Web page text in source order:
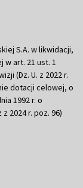
S.A. w likwidacji,
w art. 21 ust. 1
(Dz. U. z 2022 r.
dotacji celowej, o
1992 r. o
2024 r. poz. 96)